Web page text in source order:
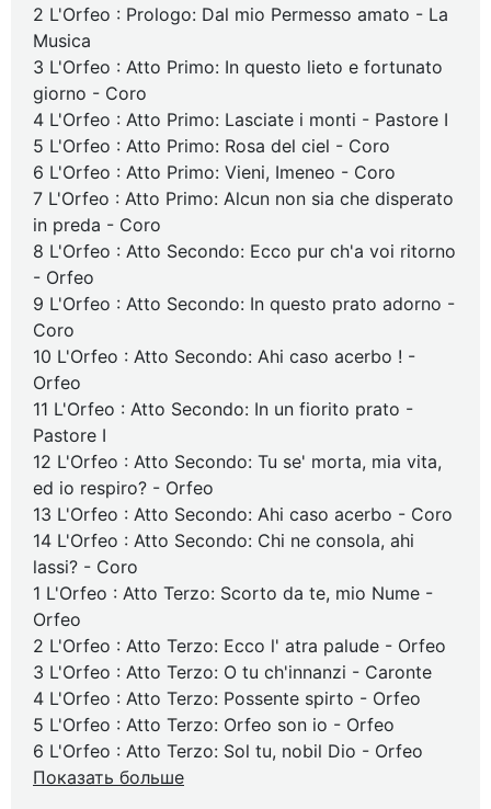
2 L'Orfeo : Prologo: Dal mio Permesso amato - La
Musica
3 L'Orfeo : Atto Primo: In questo lieto e fortunato
giorno - Coro
4 L'Orfeo : Atto Primo: Lasciate i monti - Pastore I
5 L'Orfeo : Atto Primo: Rosa del ciel - Coro
6 L'Orfeo : Atto Primo: Vieni, Imeneo - Coro
7 L'Orfeo : Atto Primo: Alcun non sia che disperato
in preda - Coro
8 L'Orfeo : Atto Secondo: Ecco pur ch'a voi ritorno
- Orfeo
9 L'Orfeo : Atto Secondo: In questo prato adorno -
Coro
10 L'Orfeo : Atto Secondo: Ahi caso acerbo ! -
Orfeo
11 L'Orfeo : Atto Secondo: In un fiorito prato -
Pastore I
12 L'Orfeo : Atto Secondo: Tu se' morta, mia vita,
ed io respiro? - Orfeo
13 L'Orfeo : Atto Secondo: Ahi caso acerbo - Coro
14 L'Orfeo : Atto Secondo: Chi ne consola, ahi
lassi? - Coro
1 L'Orfeo : Atto Terzo: Scorto da te, mio Nume -
Orfeo
2 L'Orfeo : Atto Terzo: Ecco l' atra palude - Orfeo
3 L'Orfeo : Atto Terzo: O tu ch'innanzi - Caronte
4 L'Orfeo : Atto Terzo: Possente spirto - Orfeo
5 L'Orfeo : Atto Terzo: Orfeo son io - Orfeo
6 L'Orfeo : Atto Terzo: Sol tu, nobil Dio - Orfeo
Показать больше